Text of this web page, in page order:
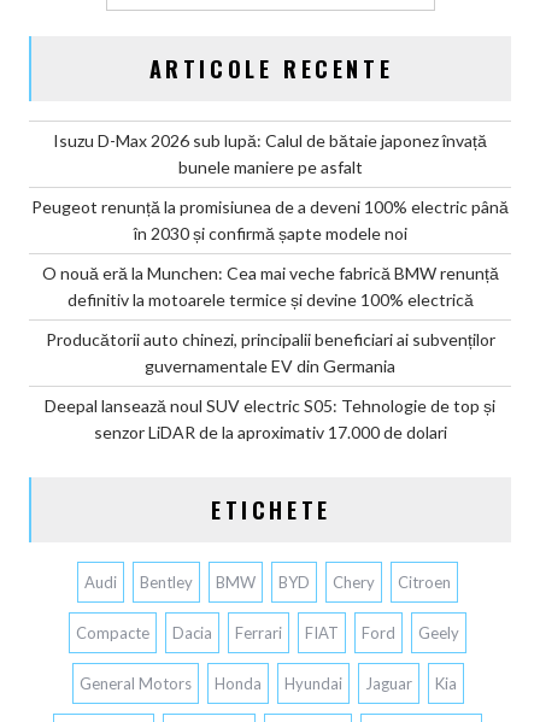
ARTICOLE RECENTE
Isuzu D-Max 2026 sub lupă: Calul de bătaie japonez învață
bunele maniere pe asfalt
Peugeot renunță la promisiunea de a deveni 100% electric până
în 2030 și confirmă șapte modele noi
O nouă eră la Munchen: Cea mai veche fabrică BMW renunță
definitiv la motoarele termice și devine 100% electrică
Producătorii auto chinezi, principalii beneficiari ai subvenților
guvernamentale EV din Germania
Deepal lansează noul SUV electric S05: Tehnologie de top și
senzor LiDAR de la aproximativ 17.000 de dolari
ETICHETE
Audi Bentley BMW BYD Chery Citroen
Compacte Dacia Ferrari FIAT Ford Geely
General Motors Honda Hyundai Jaguar Kia